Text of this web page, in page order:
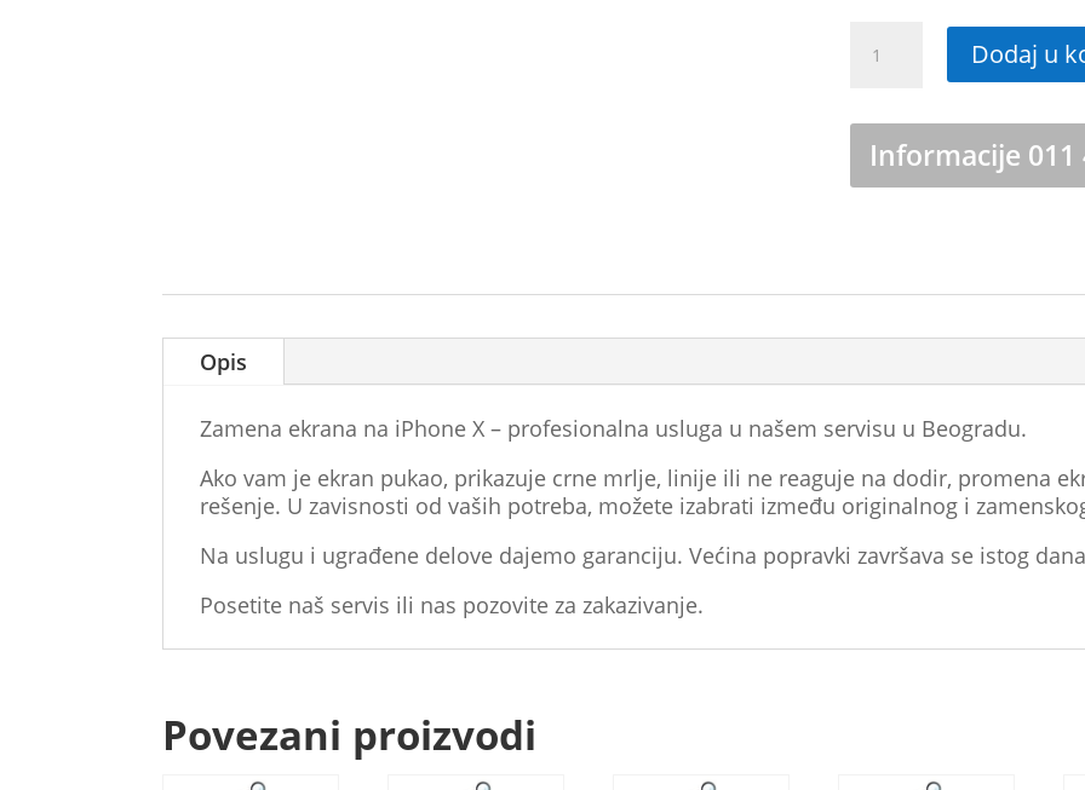
ekrana
X
količina
Dodaj u
Informacije 011
Opis
Zamena ekrana na iPhone X – profesionalna usluga u našem servisu u Beogradu.
Ako vam je ekran pukao, prikazuje crne mrlje, linije ili ne reaguje na dodir, promena
rešenje. U zavisnosti od vaših potreba, možete izabrati između originalnog i
Na uslugu i ugrađene delove dajemo garanciju. Većina popravki završava se istog
Posetite naš servis ili nas pozovite za zakazivanje.
Povezani proizvodi